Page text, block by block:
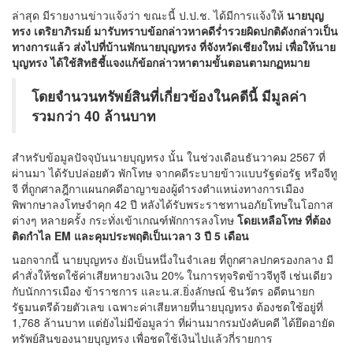
ล่าสุด มีรายงานข่าวแจ้งว่า ขณะนี้ ป.ป.ช. ได้มีการแจ้งให้ นายบุญ
ทรง เตริยาภิรมย์ มารับทราบข้อกล่าวหาคดีร่ำรวยผิดปกติดังกล่าวเป็น
ทางการแล้ว ส่งไปที่บ้านพักนายบุญทรง ที่จังหวัดเชียงใหม่ เพื่อให้นาย
บุญทรง ได้ใช้สิทธิชี้แจงแก้ข้อกล่าวหาตามขั้นตอนตามกฏหมาย
โดยจำนวนทรัพย์สินที่เกี่ยวข้องในคดีนี้ มีมูลค่า
รวมกว่า 40 ล้านบาท
สำหรับข้อมูลปัจจุบันนายบุญทรง นั้น ในช่วงเดือนธันวาคม 2567 ที่
ผ่านมา ได้รับปล่อยตัว พักโทษ จากคดีระบายข้าวแบบรัฐต่อรัฐ หรือจีทู
จี ที่ถูกศาลฎีกาแผนกคดีอาญาของผู้ดำรงตำแหน่งทางการเมือง
พิพากษาลงโทษจำคุก 42 ปี หลังได้รับพระราชทานอภัยโทษในโอกาส
ต่างๆ หลายครั้ง กระทั่งเข้าเกณฑ์พักการลงโทษ โดยเหลือโทษ ที่ต้อง
ติดกำไล EM และคุมประพฤติเป็นเวลา 3 ปี 5 เดือน
นอกจากนี้ นายบุญทรง ยังเป็นหนึ่งในจำเลย ที่ถูกศาลปกครองกลาง มี
คำสั่งให้ชดใช้ค่าเสียหายวงเงิน 20% ในการทุจริตข้าวจีทูจี เช่นเดียว
กับนักการเมือง ข้าราชการ และน.ส.ยิ่งลักษณ์ ชินวัตร อดีตนายก
รัฐมนตรีด้วยตัวเลข เฉพาะค่าเสียหายที่นายบุญทรง ต้องชดใช้อยู่ที่
1,768 ล้านบาท แต่ยังไม่มีข้อมูลว่า ที่ผ่านมากรมบังคับคดี ได้ยึดอายัด
ทรัพย์สินของนายบุญทรง เพื่อชดใช้เงินไปแล้วกี่รายการ